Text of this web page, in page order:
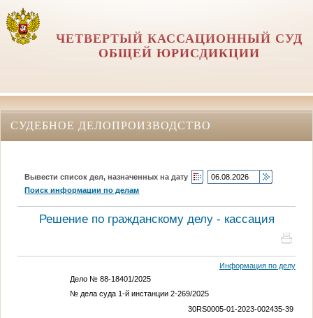
ЧЕТВЕРТЫЙ КАССАЦИОННЫЙ СУД
ОБЩЕЙ ЮРИСДИКЦИИ
СУДЕБНОЕ ДЕЛОПРОИЗВОДСТВО
Вывести список дел, назначенных на дату
Поиск информации по делам
Решение по гражданскому делу - кассация
Информация по делу
Дело № 88-18401/2025
№ дела суда 1-й инстанции 2-269/2025
30RS0005-01-2023-002435-39